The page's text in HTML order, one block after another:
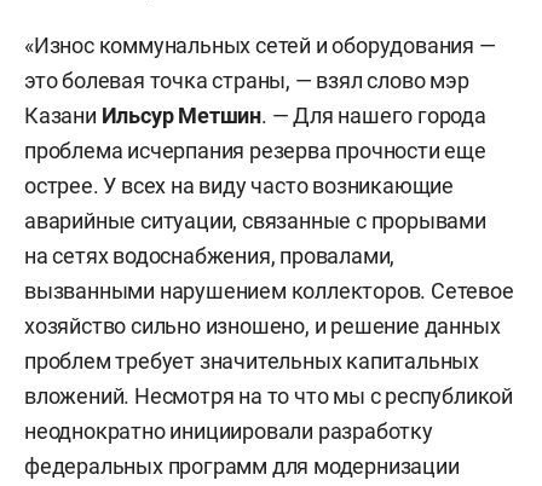
«Износ коммунальных сетей и оборудования —
это болевая точка страны, — взял слово мэр
Казани Ильсур Метшин. — Для нашего города
проблема исчерпания резерва прочности еще
острее. У всех на виду часто возникающие
аварийные ситуации, связанные с прорывами
на сетях водоснабжения, провалами,
вызванными нарушением коллекторов. Сетевое
хозяйство сильно изношено, и решение данных
проблем требует значительных капитальных
вложений. Несмотря на то что мы с республикой
неоднократно инициировали разработку
федеральных программ для модернизации